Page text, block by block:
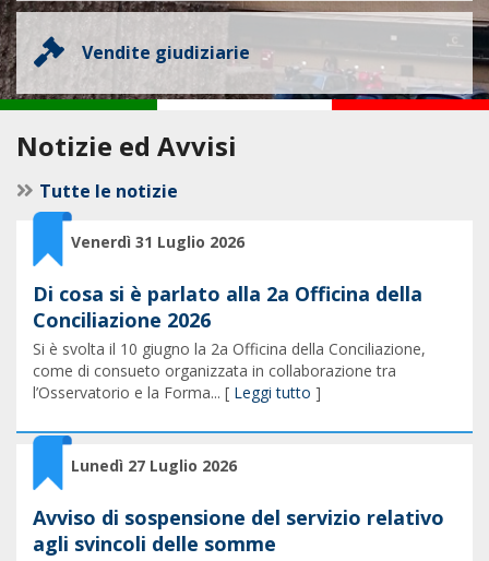
Vendite giudiziarie
Notizie ed Avvisi
Tutte le notizie
Venerdì 31 Luglio 2026
Di cosa si è parlato alla 2a Officina della
Conciliazione 2026
Si è svolta il 10 giugno la 2a Officina della Conciliazione,
come di consueto organizzata in collaborazione tra
l’Osservatorio e la Forma... [ Leggi tutto ]
Lunedì 27 Luglio 2026
Avviso di sospensione del servizio relativo
agli svincoli delle somme